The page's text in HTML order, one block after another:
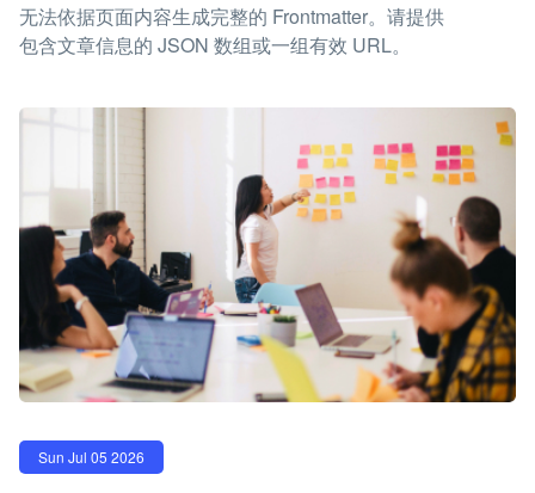
无法依据页面内容生成完整的 Frontmatter。请提供
包含文章信息的 JSON 数组或一组有效 URL。
Sun Jul 05 2026